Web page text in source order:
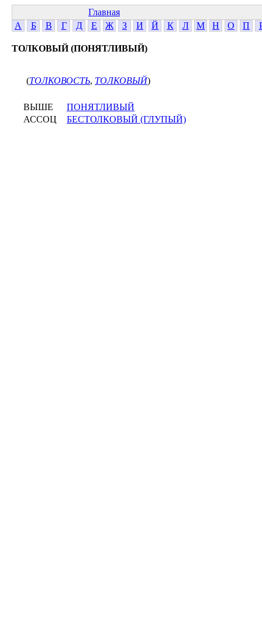
Главная
А
Б В Г Д Е Ж З И Й К Л М Н О П
ТОЛКОВЫЙ (ПОНЯТЛИВЫЙ)
(ТОЛКОВОСТЬ, ТОЛКОВЫЙ)
ВЫШЕ
ПОНЯТЛИВЫЙ
АССОЦ
БЕСТОЛКОВЫЙ (ГЛУПЫЙ)